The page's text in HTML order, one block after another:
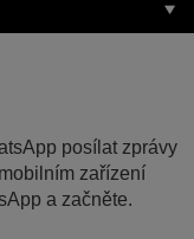
posílat zprávy
zařízení
a začněte.